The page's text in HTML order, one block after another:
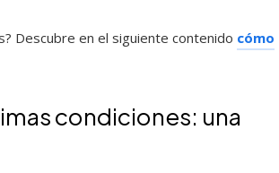
Descubre en el siguiente contenido cómo
condiciones: una